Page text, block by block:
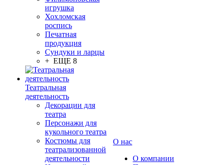
игрушка
Хохломская
роспись
Печатная
продукция
Сундуки и ларцы
+ ЕЩЕ 8
Театральная
деятельность
Декорации для
театра
Персонажи для
кукольного театра
Костюмы для
театрализованной
деятельности
О нас
О компании